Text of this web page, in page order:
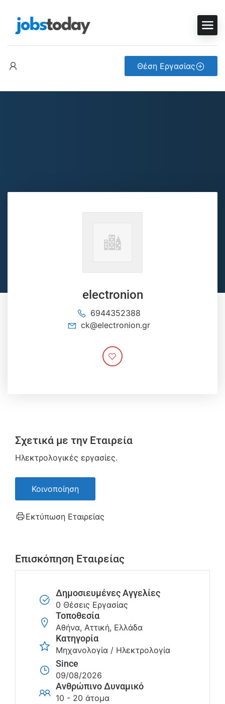
Θέση Εργασίας
electronion
6944352388
ck@electronion.gr
Σχετικά με την Εταιρεία
Ηλεκτρολογικές εργασίες.
Κοινοποίηση
Εκτύπωση Εταιρείας
Επισκόπηση Εταιρείας
Δημοσιευμένες Αγγελίες
0 Θέσεις Εργασίας
Τοποθεσία
Αθήνα, Αττική, Ελλάδα
Κατηγορία
Μηχανολογία / Ηλεκτρολογία
Since
09/08/2026
Ανθρώπινο Δυναμικό
10 - 20 άτομα